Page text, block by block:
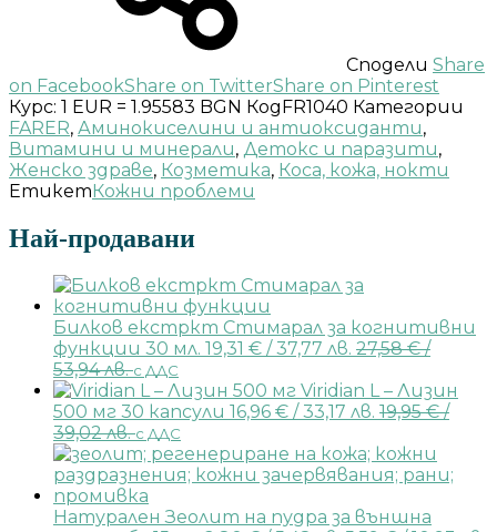
Сподели Share
on FacebookShare on TwitterShare on Pinterest
Курс: 1 EUR = 1.95583 BGN КодFR1040 Категории
FARER, Аминокиселини и антиоксиданти,
Витамини и минерали, Детокс и паразити,
Женско здраве, Козметика, Коса, кожа, нокти
ЕтикетКожни проблеми
Най-продавани
Билков екстркт Стимарал за когнитивни
функции 30 мл. 19,31 € / 37,77 лв. 27,58€/
53,94 лв.с ДДС
Viridian L – Лизин
500 мг 30 капсули 16,96 € / 33,17 лв. 19,95€/
39,02 лв.с ДДС
Натурален Зеолит на пудра за външна